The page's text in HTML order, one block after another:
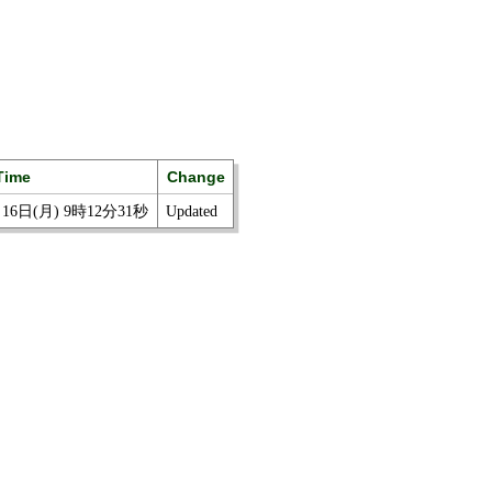
Change
日(月) 9時12分31秒
Updated